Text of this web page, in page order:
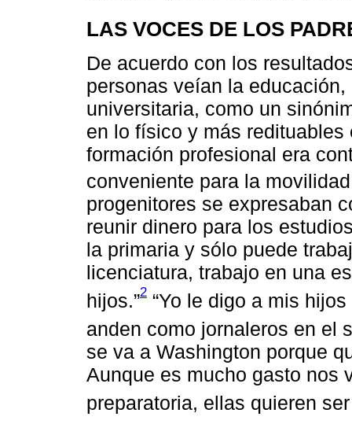
LAS VOCES DE LOS
De acuerdo con los
personas veían la
universitaria, como un
en lo físico y más
formación profesional era
conveniente para la
progenitores se expresaban
reunir dinero para los
la primaria y sólo puede
licenciatura, trabajo en una
hijos.”2 “Yo le digo a mis
anden como jornaleros en el
se va a Washington porque
Aunque es mucho gasto nos
preparatoria, ellas quieren